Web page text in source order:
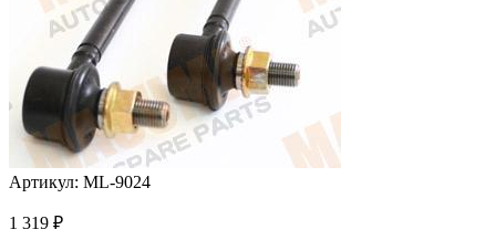
Артикул: ML-9024
1 319 ₽